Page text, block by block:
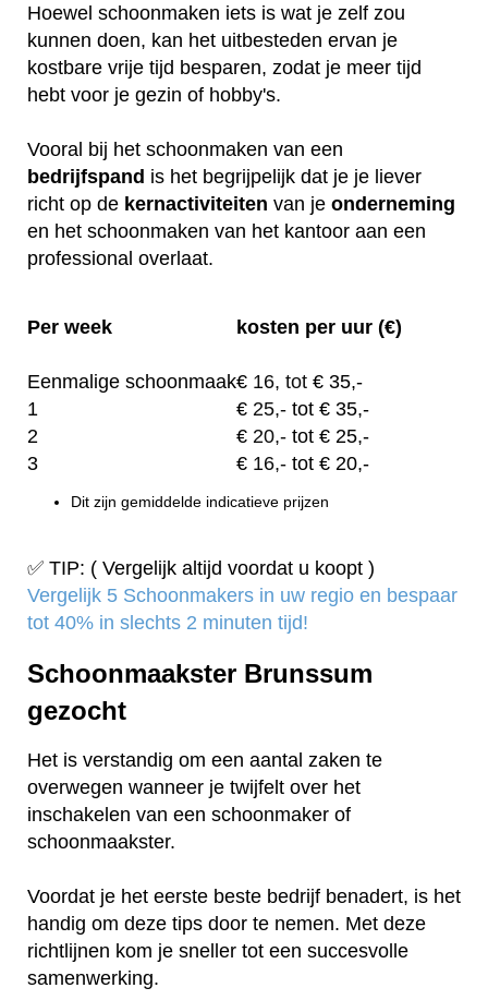
Hoewel schoonmaken iets is wat je zelf zou
kunnen doen, kan het uitbesteden ervan je
kostbare vrije tijd besparen, zodat je meer tijd
hebt voor je gezin of hobby's.
Vooral bij het schoonmaken van een
bedrijfspand is het begrijpelijk dat je je liever
richt op de kernactiviteiten van je onderneming
en het schoonmaken van het kantoor aan een
professional overlaat.
Per week kosten per uur (€)
Eenmalige schoonmaak€ 16, tot € 35,-
1
€ 25,- tot € 35,-
2
€ 20,- tot € 25,-
3
€ 16,- tot € 20,-
Dit zijn gemiddelde indicatieve prijzen
✅ TIP: ( Vergelijk altijd voordat u koopt )
Vergelijk 5 Schoonmakers in uw regio en bespaar
tot 40% in slechts 2 minuten tijd!
Schoonmaakster Brunssum
gezocht
Het is verstandig om een aantal zaken te
overwegen wanneer je twijfelt over het
inschakelen van een schoonmaker of
schoonmaakster.
Voordat je het eerste beste bedrijf benadert, is het
handig om deze tips door te nemen. Met deze
richtlijnen kom je sneller tot een succesvolle
samenwerking.